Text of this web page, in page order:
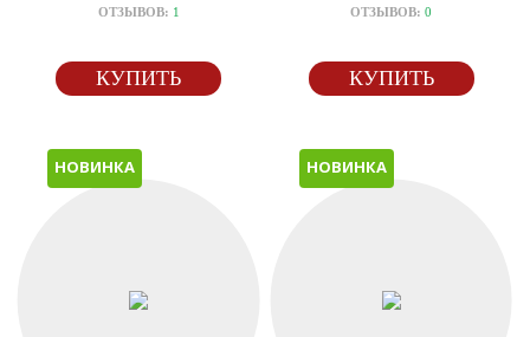
ОТЗЫВОВ: 1
КУПИТЬ
ОТЗЫВОВ:0
КУПИТЬ
НОВИНКА НОВИНКА